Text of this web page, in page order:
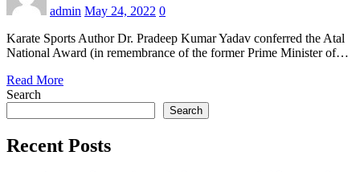
admin May 24, 2022 0
Karate Sports Author Dr. Pradeep Kumar Yadav conferred the Atal
National Award (in remembrance of the former Prime Minister of…
Read More
Search
Search
Recent Posts